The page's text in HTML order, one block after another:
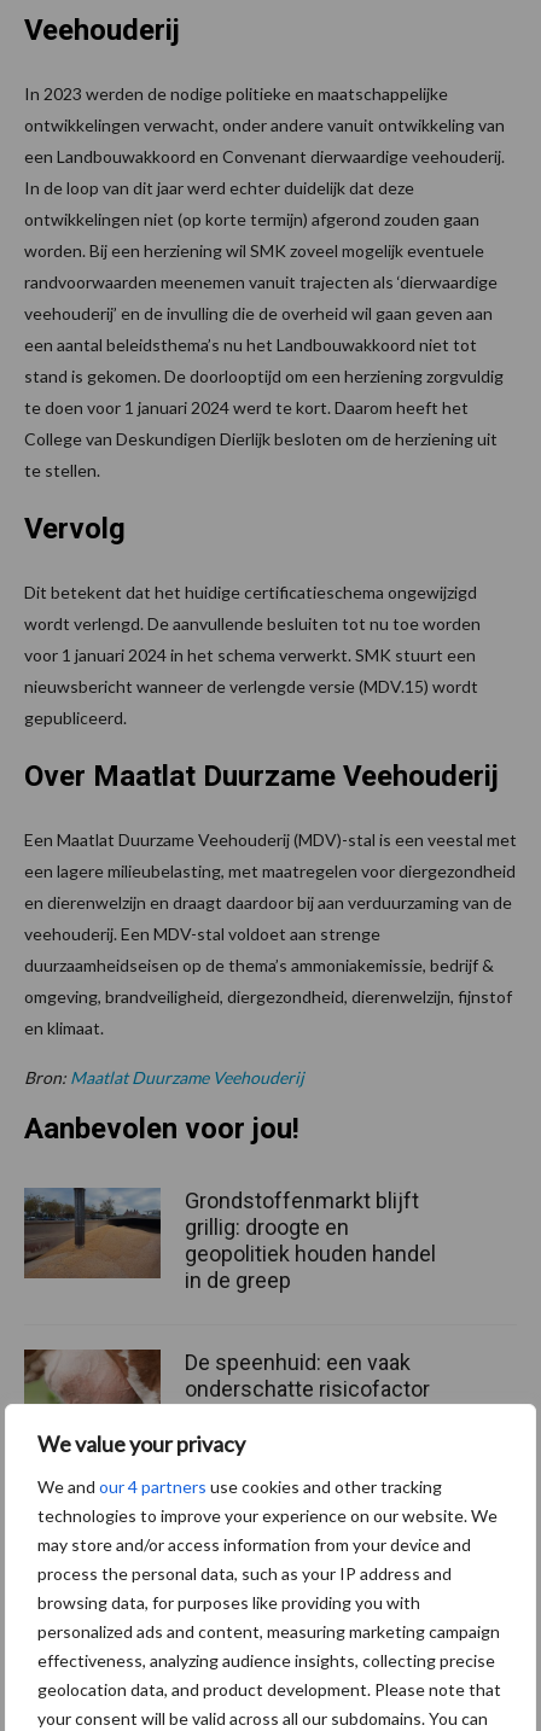
We value your privacy
We and our 4 partners use cookies and other tracking
technologies to improve your experience on our website. We
may store and/or access information from your device and
process the personal data, such as your IP address and
browsing data, for purposes like providing you with
personalized ads and content, measuring marketing campaign
effectiveness, analyzing audience insights, collecting precise
geolocation data, and product development. Please note that
your consent will be valid across all our subdomains. You can
Veehouderij
In 2023 werden de nodige politieke en maatschappelijke
ontwikkelingen verwacht, onder andere vanuit ontwikkeling van
een Landbouwakkoord en Convenant dierwaardige veehouderij.
In de loop van dit jaar werd echter duidelijk dat deze
ontwikkelingen niet (op korte termijn) afgerond zouden gaan
worden. Bij een herziening wil SMK zoveel mogelijk eventuele
randvoorwaarden meenemen vanuit trajecten als ‘dierwaardige
veehouderij’ en de invulling die de overheid wil gaan geven aan
een aantal beleidsthema’s nu het Landbouwakkoord niet tot
stand is gekomen. De doorlooptijd om een herziening zorgvuldig
te doen voor 1 januari 2024 werd te kort. Daarom heeft het
College van Deskundigen Dierlijk besloten om de herziening uit
te stellen.
Vervolg
Dit betekent dat het huidige certificatieschema ongewijzigd
wordt verlengd. De aanvullende besluiten tot nu toe worden
voor 1 januari 2024 in het schema verwerkt. SMK stuurt een
nieuwsbericht wanneer de verlengde versie (MDV.15) wordt
gepubliceerd.
Over Maatlat Duurzame Veehouderij
Een Maatlat Duurzame Veehouderij (MDV)-stal is een veestal met
een lagere milieubelasting, met maatregelen voor diergezondheid
en dierenwelzijn en draagt daardoor bij aan verduurzaming van de
veehouderij. Een MDV-stal voldoet aan strenge
duurzaamheidseisen op de thema’s ammoniakemissie, bedrijf &
omgeving, brandveiligheid, diergezondheid, dierenwelzijn, fijnstof
en klimaat.
Bron: Maatlat Duurzame Veehouderij
Aanbevolen voor jou!
Grondstoffenmarkt blijft
grillig: droogte en
geopolitiek houden handel
in de greep
De speenhuid: een vaak
onderschatte risicofactor
ForFarmers ziet volume en
marktaandeel groeien in
krimpende Nederlandse
markt
Themapagina's